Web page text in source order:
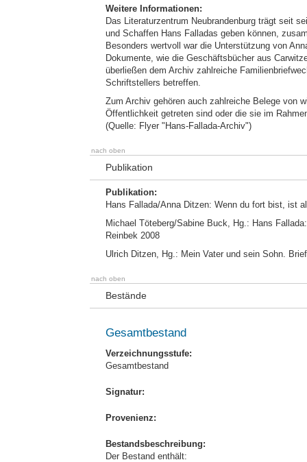
Weitere Informationen:
Das Literaturzentrum Neubrandenburg trägt seit
und Schaffen Hans Falladas geben können,
Besonders wertvoll war die Unterstützung von
Dokumente, wie die Geschäftsbücher aus
überließen dem Archiv zahlreiche
Schriftstellers betreffen.
Zum Archiv gehören auch zahlreiche Belege von
Öffentlichkeit getreten sind oder die sie im
(Quelle: Flyer "Hans-Fallada-Archiv")
nach oben
Publikation
Publikation:
Hans Fallada/Anna Ditzen: Wenn du fort bist, ist
Michael Töteberg/Sabine Buck, Hg.: Hans
Reinbek 2008
Ulrich Ditzen, Hg.: Mein Vater und sein Sohn.
nach oben
Bestände
Gesamtbestand
Verzeichnungsstufe:
Gesamtbestand
Signatur:
Provenienz:
Bestandsbeschreibung:
Der Bestand enthält: